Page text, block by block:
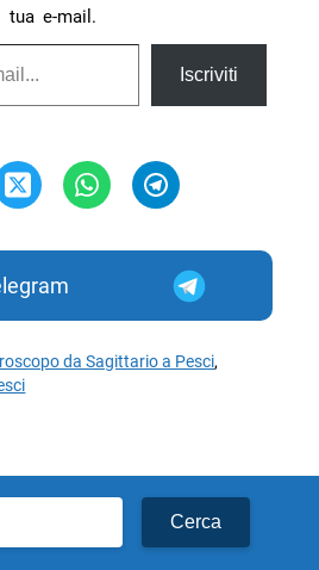
tua e-mail.
Iscriviti
da Sagittario a Pesci,